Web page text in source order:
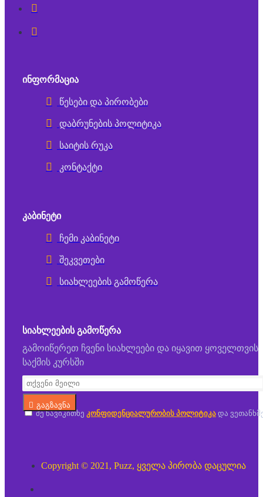
ᲘᲜᲤᲝᲠᲛᲐᲪᲘᲐ
წესები და პირობები
დაბრუნების პოლიტიკა
საიტის რუკა
კონტაქტი
ᲙᲐᲑᲘᲜᲔᲢᲘ
ჩემი კაბინეტი
შეკვეთები
სიახლეების გამოწერა
ᲡᲘᲐᲮᲚᲔᲔᲑᲘᲡ ᲒᲐᲛᲝᲬᲔᲠᲐ
გამოიწერეთ ჩვენი სიახლეები და იყავით ყოველთვის
საქმის კურსში
გაგზავნა
მე წავიკითხე კონფიდენციალურობის პოლიტიკა და
Copyright © 2021, Puzz, ყველა პირობა დაცულია